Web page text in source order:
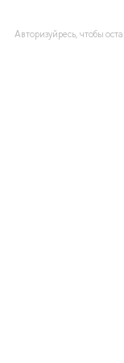
Авторизуйресь, чтобы